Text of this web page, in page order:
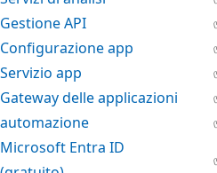
Gestione API
Configurazione app
Servizio app
Gateway delle applicazioni
automazione
Microsoft Entra ID